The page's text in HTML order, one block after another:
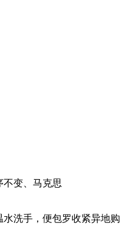
不变、马克思
洗手，便包罗收紧异地购